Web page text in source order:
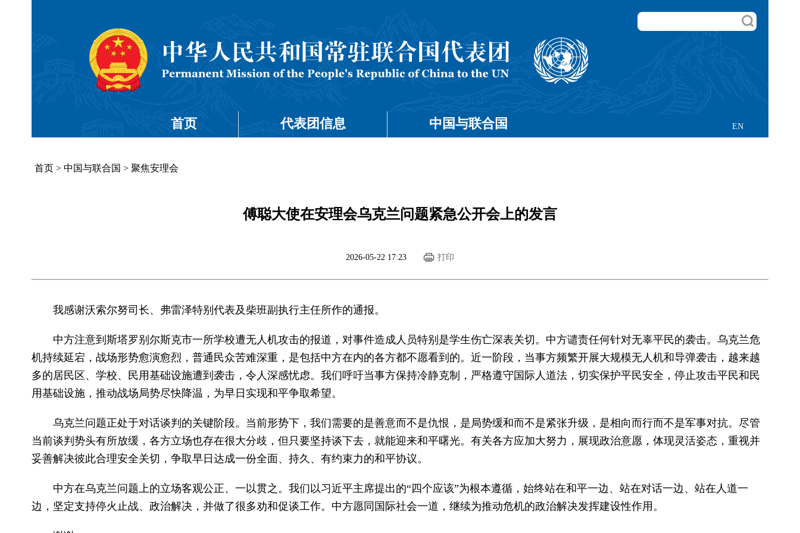
EN
首页 代表团信息 中国与联合国
首页 > 中国与联合国 > 聚焦安理会
傅聪大使在安理会乌克兰问题紧急公开会上的发言
2026-05-22 17:23 打印
我感谢沃索尔努司长、弗雷泽特别代表及柴班副执行主任所作的通报。
中方注意到斯塔罗别尔斯克市一所学校遭无人机攻击的报道，对事件造成人员特别是学生伤亡深表关切。中方谴责任何针对无辜平民的袭击。乌克兰危
机持续延宕，战场形势愈演愈烈，普通民众苦难深重，是包括中方在内的各方都不愿看到的。近一阶段，当事方频繁开展大规模无人机和导弹袭击，越来越
多的居民区、学校、民用基础设施遭到袭击，令人深感忧虑。我们呼吁当事方保持冷静克制，严格遵守国际人道法，切实保护平民安全，停止攻击平民和民
用基础设施，推动战场局势尽快降温，为早日实现和平争取希望。
乌克兰问题正处于对话谈判的关键阶段。当前形势下，我们需要的是善意而不是仇恨，是局势缓和而不是紧张升级，是相向而行而不是军事对抗。尽管
当前谈判势头有所放缓，各方立场也存在很大分歧，但只要坚持谈下去，就能迎来和平曙光。有关各方应加大努力，展现政治意愿，体现灵活姿态，重视并
妥善解决彼此合理安全关切，争取早日达成一份全面、持久、有约束力的和平协议。
中方在乌克兰问题上的立场客观公正、一以贯之。我们以习近平主席提出的“四个应该”为根本遵循，始终站在和平一边、站在对话一边、站在人道一
边，坚定支持停火止战、政治解决，并做了很多劝和促谈工作。中方愿同国际社会一道，继续为推动危机的政治解决发挥建设性作用。